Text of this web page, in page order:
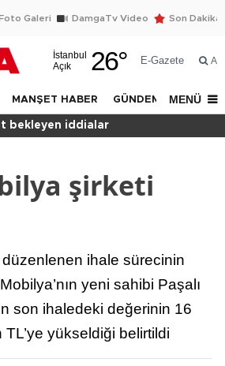
Galeri DamgaTv Video Son Dakika
İstanbul
Açık
26° E-Gazete Ara
MANŞET HABER GÜNDEM DÜNYA
MENÜ
bekleyen iddialar
şirketi
ihale sürecinin
yeni sahibi Paşalı
son ihaledeki değerinin 16
yükseldiği belirtildi